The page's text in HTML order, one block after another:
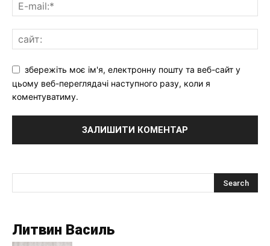
збережіть моє ім'я, електронну пошту та веб-сайт у
цьому веб-переглядачі наступного разу, коли я
коментуватиму.
Литвин Василь